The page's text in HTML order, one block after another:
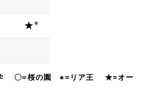
★*
〇=桜の園 ●=リア王 ★=オー